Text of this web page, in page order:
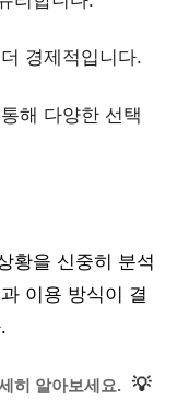
경제적입니다.
해 다양한 선택
황을 신중히 분석
이용 방식이 결
히 알아보세요. 💡